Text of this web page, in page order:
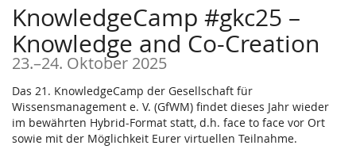
KnowledgeCamp #gkc25 –
Knowledge and Co-Creation
23.–bis
24. Oktober 2025
Das 21. KnowledgeCamp der Gesellschaft für
Wissensmanagement e. V. (GfWM) findet dieses Jahr wieder
im bewährten Hybrid-Format statt, d.h. face to face vor Ort
sowie mit der Möglichkeit Eurer virtuellen Teilnahme.